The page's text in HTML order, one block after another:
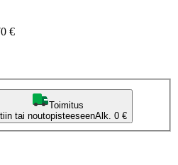
€
Toimitus
tai noutopisteeseenAlk. 0 €